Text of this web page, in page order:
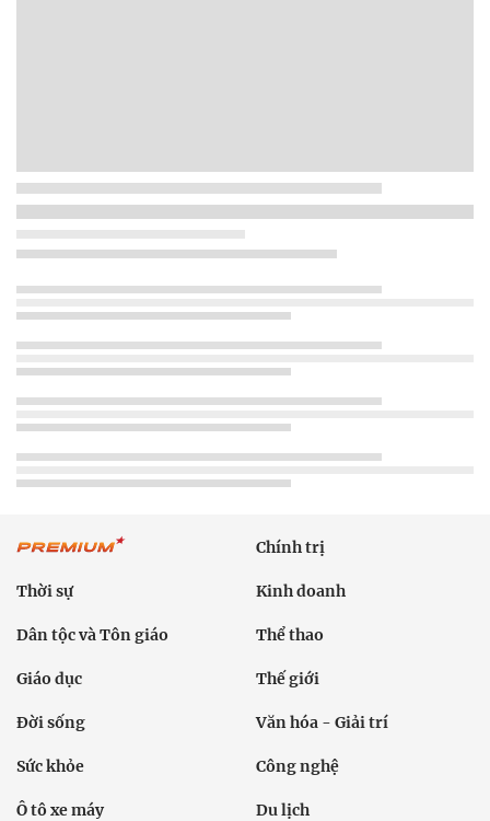
Chính trị
Thời sự Kinh doanh
Dân tộc và Tôn giáo Thể thao
Giáo dục Thế giới
Đời sống Văn hóa - Giải trí
Sức khỏe Công nghệ
Ô tô xe máy Du lịch